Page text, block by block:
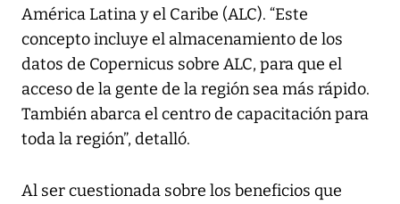
América Latina y el Caribe (ALC). “Este
concepto incluye el almacenamiento de los
datos de Copernicus sobre ALC, para que el
acceso de la gente de la región sea más rápido.
También abarca el centro de capacitación para
toda la región”, detalló.
Al ser cuestionada sobre los beneficios que